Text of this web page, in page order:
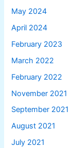
May 2024
April 2024
February 2023
March 2022
February 2022
November 2021
September 2021
August 2021
July 2021